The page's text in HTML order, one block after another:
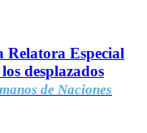
Relatora Especial
desplazados
de Naciones